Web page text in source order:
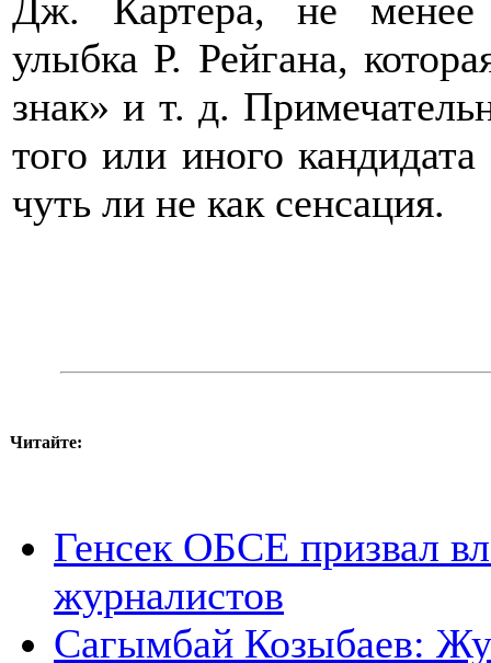
Дж. Картера, не менее
улыбка Р. Рейгана,
знак» и т. д.
того или иного
чуть ли не как сенсация.
Читайте:
Генсек ОБСЕ призвал
журналистов
Сагымбай Козыбаев: